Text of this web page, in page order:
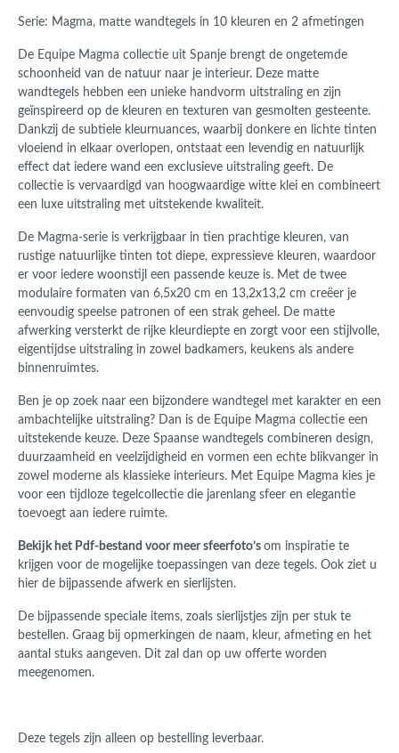
Serie: Magma, matte wandtegels in 10 kleuren en 2 afmetingen
De Equipe Magma collectie uit Spanje brengt de ongetemde
schoonheid van de natuur naar je interieur. Deze matte
wandtegels hebben een unieke handvorm uitstraling en zijn
geïnspireerd op de kleuren en texturen van gesmolten gesteente.
Dankzij de subtiele kleurnuances, waarbij donkere en lichte tinten
vloeiend in elkaar overlopen, ontstaat een levendig en natuurlijk
effect dat iedere wand een exclusieve uitstraling geeft. De
collectie is vervaardigd van hoogwaardige witte klei en combineert
een luxe uitstraling met uitstekende kwaliteit.
De Magma-serie is verkrijgbaar in tien prachtige kleuren, van
rustige natuurlijke tinten tot diepe, expressieve kleuren, waardoor
er voor iedere woonstijl een passende keuze is. Met de twee
modulaire formaten van 6,5x20 cm en 13,2x13,2 cm creëer je
eenvoudig speelse patronen of een strak geheel. De matte
afwerking versterkt de rijke kleurdiepte en zorgt voor een stijlvolle,
eigentijdse uitstraling in zowel badkamers, keukens als andere
binnenruimtes.
Ben je op zoek naar een bijzondere wandtegel met karakter en een
ambachtelijke uitstraling? Dan is de Equipe Magma collectie een
uitstekende keuze. Deze Spaanse wandtegels combineren design,
duurzaamheid en veelzijdigheid en vormen een echte blikvanger in
zowel moderne als klassieke interieurs. Met Equipe Magma kies je
voor een tijdloze tegelcollectie die jarenlang sfeer en elegantie
toevoegt aan iedere ruimte.
Bekijk het Pdf-bestand voor meer sfeerfoto’s om inspiratie te
krijgen voor de mogelijke toepassingen van deze tegels. Ook ziet u
hier de bijpassende afwerk en sierlijsten.
De bijpassende speciale items, zoals sierlijstjes zijn per stuk te
bestellen. Graag bij opmerkingen de naam, kleur, afmeting en het
aantal stuks aangeven. Dit zal dan op uw offerte worden
meegenomen.
Deze tegels zijn alleen op bestelling leverbaar.